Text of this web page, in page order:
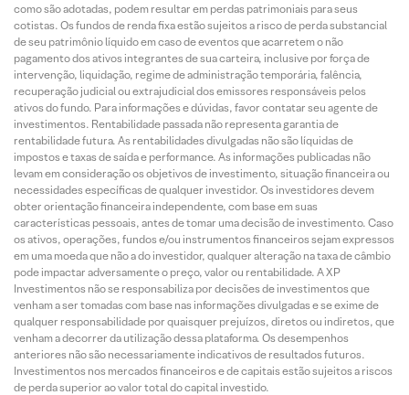
como são adotadas, podem resultar em perdas patrimoniais para seus
cotistas. Os fundos de renda fixa estão sujeitos a risco de perda substancial
de seu patrimônio líquido em caso de eventos que acarretem o não
pagamento dos ativos integrantes de sua carteira, inclusive por força de
intervenção, liquidação, regime de administração temporária, falência,
recuperação judicial ou extrajudicial dos emissores responsáveis pelos
ativos do fundo. Para informações e dúvidas, favor contatar seu agente de
investimentos. Rentabilidade passada não representa garantia de
rentabilidade futura. As rentabilidades divulgadas não são líquidas de
impostos e taxas de saída e performance. As informações publicadas não
levam em consideração os objetivos de investimento, situação financeira ou
necessidades específicas de qualquer investidor. Os investidores devem
obter orientação financeira independente, com base em suas
características pessoais, antes de tomar uma decisão de investimento. Caso
os ativos, operações, fundos e/ou instrumentos financeiros sejam expressos
em uma moeda que não a do investidor, qualquer alteração na taxa de câmbio
pode impactar adversamente o preço, valor ou rentabilidade. A XP
Investimentos não se responsabiliza por decisões de investimentos que
venham a ser tomadas com base nas informações divulgadas e se exime de
qualquer responsabilidade por quaisquer prejuízos, diretos ou indiretos, que
venham a decorrer da utilização dessa plataforma. Os desempenhos
anteriores não são necessariamente indicativos de resultados futuros.
Investimentos nos mercados financeiros e de capitais estão sujeitos a riscos
de perda superior ao valor total do capital investido.